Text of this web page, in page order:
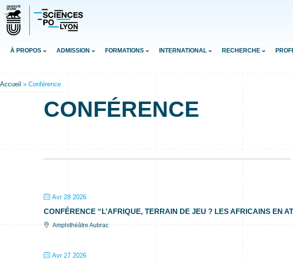
À PROPOS ADMISSION FORMATIONS INTERNATIONAL RECHERCHE
Accueil » Conférence
CONFÉRENCE
Avr 28 2026
CONFÉRENCE “L’AFRIQUE, TERRAIN DE JEU ? LES AFRICAINS EN
Amphithéâtre Aubrac
Avr 27 2026